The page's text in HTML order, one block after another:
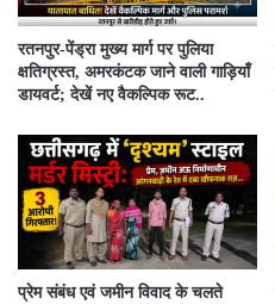
रतनपुर-पेंड्रा मुख्य मार्ग पर पुलिया
क्षतिग्रस्त, अमरकंटक जाने वाली गाड़ियाँ
डायवर्ट; देखें नए वैकल्पिक रूट..
प्रेम संबंध एवं जमीन विवाद के चलते